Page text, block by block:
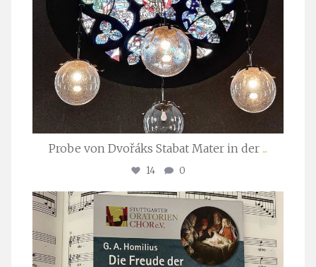
Probe von Dvořáks Stabat Mater in der ...
14 0
stuttgarter_oratorienchor
Nov. 29